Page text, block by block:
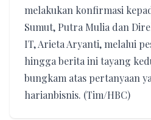
melakukan konfirmasi
Sumut, Putra Mulia dan
IT, Arieta Aryanti, melalui
hingga berita ini tayang
bungkam atas pertanyaan
harianbisnis. (Tim/HBC)